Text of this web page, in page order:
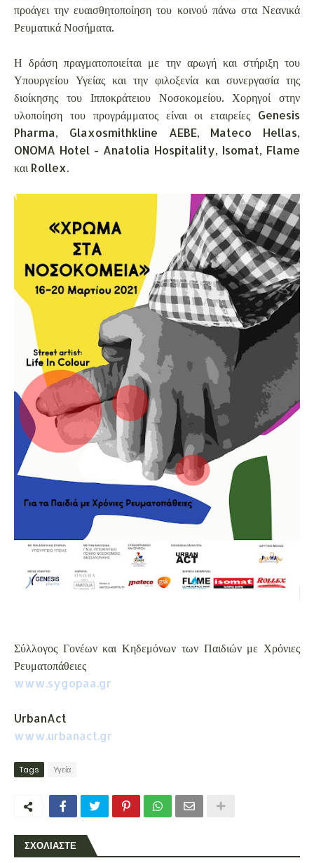
προάγει την ευαισθητοποίηση του κοινού πάνω στα Νεανικά
Ρευματικά Νοσήματα.
Η δράση πραγματοποιείται με την αρωγή και στήριξη του
Υπουργείου Υγείας και την φιλοξενία και συνεργασία της
διοίκησης του Ιπποκράτειου Νοσοκομείου. Χορηγοί στην
υλοποίηση του προγράμματος είναι οι εταιρείες Genesis
Pharma, Glaxosmithkline AEBE, Mateco Hellas,
ONOMA Hotel - Anatolia Hospitality, Isomat, Flame
και Rollex.
Σύλλογος Γονέων και Κηδεμόνων των Παιδιών με Χρόνιες
Ρευματοπάθειες
www.sygopaa.gr
UrbanAct
www.urbanact.gr
Tags Υγεία
ΣΧΟΛΙΑΣΤΕ